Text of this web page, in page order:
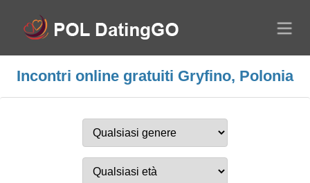
Incontri online gratuiti Gryfino, Polonia